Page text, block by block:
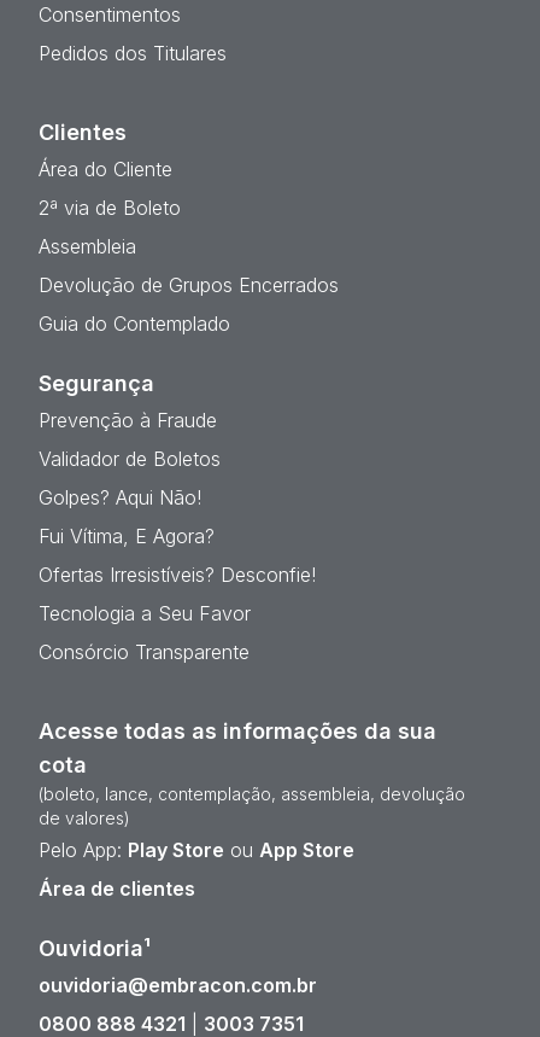
Consentimentos
Pedidos dos Titulares
Clientes
Área do Cliente
2ª via de Boleto
Assembleia
Devolução de Grupos Encerrados
Guia do Contemplado
Segurança
Prevenção à Fraude
Validador de Boletos
Golpes? Aqui Não!
Fui Vítima, E Agora?
Ofertas Irresistíveis? Desconfie!
Tecnologia a Seu Favor
Consórcio Transparente
Acesse todas as informações da sua
cota
(boleto, lance, contemplação, assembleia, devolução
de valores)
Pelo App: Play Store ou App Store
Área de clientes
Ouvidoria¹
ouvidoria@embracon.com.br
0800 888 4321
3003 7351